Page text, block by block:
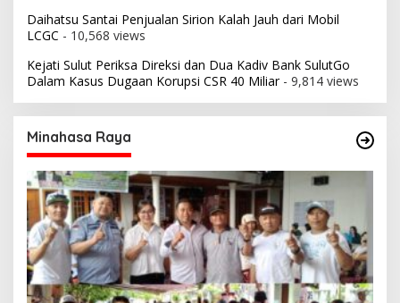
Daihatsu Santai Penjualan Sirion Kalah Jauh dari Mobil
LCGC - 10,568 views
Kejati Sulut Periksa Direksi dan Dua Kadiv Bank SulutGo
Dalam Kasus Dugaan Korupsi CSR 40 Miliar- 9,814 views
Minahasa Raya